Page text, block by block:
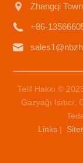
Zhangqi
+86-
Telif Hakkı ©
Gazyağı Isıtıcı,
Links |